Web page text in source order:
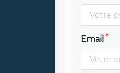
Email